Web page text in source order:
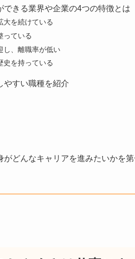
できる業界や企業の4つの特徴とは
を続けている
ている
、離職率が低い
を持っている
やすい職種を紹介
がどんなキャリアを進みたいかを